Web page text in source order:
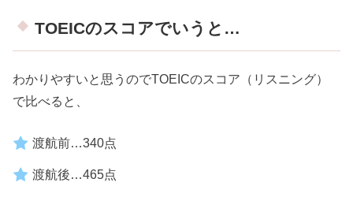
TOEICのスコアでいうと…
わかりやすいと思うのでTOEICのスコア（リスニング）
で比べると、
渡航前…340点
渡航後…465点